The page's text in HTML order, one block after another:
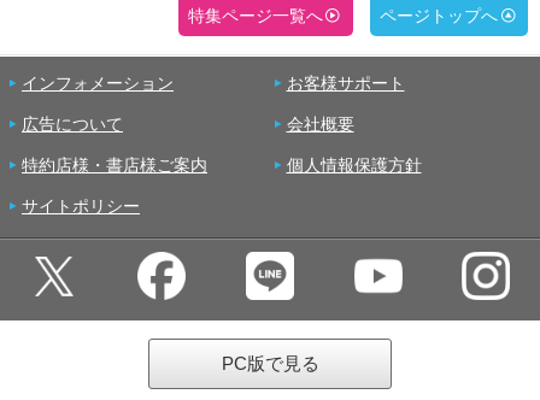
特集ページ一覧へ ページトップへ
インフォメーション お客様サポート
広告について 会社概要
特約店様・書店様ご案内 個人情報保護方針
サイトポリシー
PC版で見る